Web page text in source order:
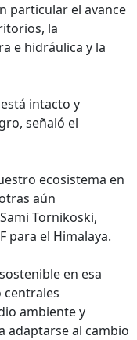
particular el avance
la
e hidráulica y la
intacto y
señaló el
ecosistema en
aún
Tornikoski,
para el Himalaya.
en esa
ambiente y
adaptarse al cambio